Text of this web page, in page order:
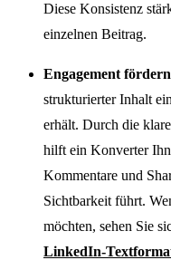
Diese Konsistenz
einzelnen Beitrag.
Engagement
strukturierter Inhalt
erhält. Durch die
hilft ein Konverter
Kommentare und
Sichtbarkeit führt.
möchten, sehen Sie
LinkedIn-